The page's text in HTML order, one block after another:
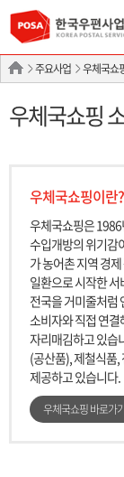
주요사업 우체국쇼
우체국쇼핑
우체국쇼핑이란?
우체국쇼핑은
수입개방의 위기감
가 농어촌 지역 경
일환으로 시작한
전국을 거미줄처럼
소비자와 직접 연
자리매김하고 있습
(공산품), 제철식품
제공하고 있습니다.
우체국쇼핑 바로가